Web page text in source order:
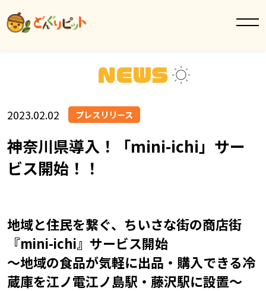
2023.02.02 プレスリリース
神奈川県導入！「mini-ichi」サー
ビス開始！！
地域と住民を繋ぐ、ちいさな街の商店街
『mini-ichi』サービス開始
～地域の食品が気軽に出品・購入できる冷
蔵庫を江ノ電江ノ島駅・藤沢駅に設置～